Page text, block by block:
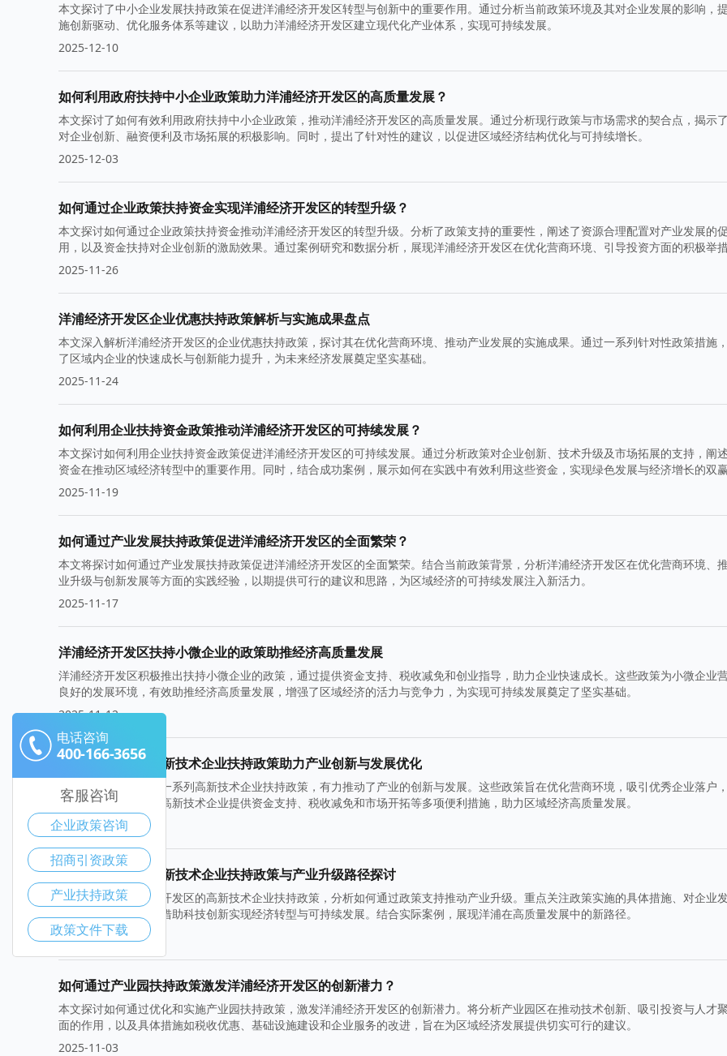
本文探讨了中小企业发展扶持政策在促进洋浦经济开发区转型与创新中的重要作用。通过分析当前政策环境及其对企业发展的影响，
施创新驱动、优化服务体系等建议，以助力洋浦经济开发区建立现代化产业体系，实现可持续发展。
2025-12-10
如何利用政府扶持中小企业政策助力洋浦经济开发区的高质量发展？
本文探讨了如何有效利用政府扶持中小企业政策，推动洋浦经济开发区的高质量发展。通过分析现行政策与市场需求的契合点，揭示
对企业创新、融资便利及市场拓展的积极影响。同时，提出了针对性的建议，以促进区域经济结构优化与可持续增长。
2025-12-03
如何通过企业政策扶持资金实现洋浦经济开发区的转型升级？
本文探讨如何通过企业政策扶持资金推动洋浦经济开发区的转型升级。分析了政策支持的重要性，阐述了资源合理配置对产业发展的
用，以及资金扶持对企业创新的激励效果。通过案例研究和数据分析，展现洋浦经济开发区在优化营商环境、引导投资方面的积极举
实现高质量发展提供参考。
2025-11-26
洋浦经济开发区企业优惠扶持政策解析与实施成果盘点
本文深入解析洋浦经济开发区的企业优惠扶持政策，探讨其在优化营商环境、推动产业发展的实施成果。通过一系列针对性政策措施
了区域内企业的快速成长与创新能力提升，为未来经济发展奠定坚实基础。
2025-11-24
如何利用企业扶持资金政策推动洋浦经济开发区的可持续发展？
本文探讨如何利用企业扶持资金政策促进洋浦经济开发区的可持续发展。通过分析政策对企业创新、技术升级及市场拓展的支持，阐
资金在推动区域经济转型中的重要作用。同时，结合成功案例，展示如何在实践中有效利用这些资金，实现绿色发展与经济增长的双赢
2025-11-19
如何通过产业发展扶持政策促进洋浦经济开发区的全面繁荣？
本文将探讨如何通过产业发展扶持政策促进洋浦经济开发区的全面繁荣。结合当前政策背景，分析洋浦经济开发区在优化营商环境、
业升级与创新发展等方面的实践经验，以期提供可行的建议和思路，为区域经济的可持续发展注入新活力。
2025-11-17
洋浦经济开发区扶持小微企业的政策助推经济高质量发展
洋浦经济开发区积极推出扶持小微企业的政策，通过提供资金支持、税收减免和创业指导，助力企业快速成长。这些政策为小微企业
良好的发展环境，有效助推经济高质量发展，增强了区域经济的活力与竞争力，为实现可持续发展奠定了坚实基础。
2025-11-12
洋浦经济开发区高新技术企业扶持政策助力产业创新与发展优化
洋浦经济开发区通过一系列高新技术企业扶持政策，有力推动了产业的创新与发展。这些政策旨在优化营商环境，吸引优秀企业落户
科技与产业融合，为高新技术企业提供资金支持、税收减免和市场开拓等多项便利措施，助力区域经济高质量发展。
2025-11-10
洋浦经济开发区高新技术企业扶持政策与产业升级路径探讨
本文将探讨洋浦经济开发区的高新技术企业扶持政策，分析如何通过政策支持推动产业升级。重点关注政策实施的具体措施、对企业
积极影响，以及如何借助科技创新实现经济转型与可持续发展。结合实际案例，展现洋浦在高质量发展中的新路径。
2025-11-05
如何通过产业园扶持政策激发洋浦经济开发区的创新潜力？
本文探讨如何通过优化和实施产业园扶持政策，激发洋浦经济开发区的创新潜力。将分析产业园区在推动技术创新、吸引投资与人才
面的作用，以及具体措施如税收优惠、基础设施建设和企业服务的改进，旨在为区域经济发展提供切实可行的建议。
2025-11-03
电话咨询
400-166-3656
客服咨询
企业政策咨询
招商引资政策
产业扶持政策
政策文件下载